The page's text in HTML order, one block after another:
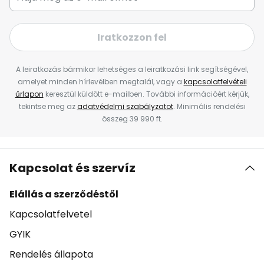
Iratkozzon fel
A leiratkozás bármikor lehetséges a leiratkozási link segítségével,
amelyet minden hírlevélben megtalál, vagy a kapcsolatfelvételi
űrlapon keresztül küldött e-mailben. További információért kérjük,
tekintse meg azadatvédelmi szabályzatot. Minimális rendelési
összeg 39 990 ft.
Kapcsolat és szervíz
Elállás a szerződéstől
Kapcsolatfelvetel
GYIK
Rendelés állapota